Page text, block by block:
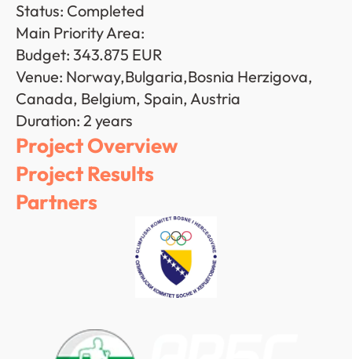
Status: Completed
Main Priority Area:
Budget: 343.875 EUR
Venue: Norway,Bulgaria,Bosnia Herzigova,
Canada, Belgium, Spain, Austria
Duration: 2 years
Project Overview
Project Results
Partners